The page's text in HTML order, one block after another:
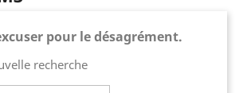
pour le désagrément.
recherche